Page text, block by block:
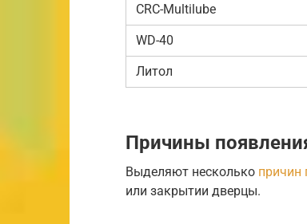
CRC-Multilube
WD-40
Литол
Причины
Выделяют несколько причин
или закрытии дверцы.